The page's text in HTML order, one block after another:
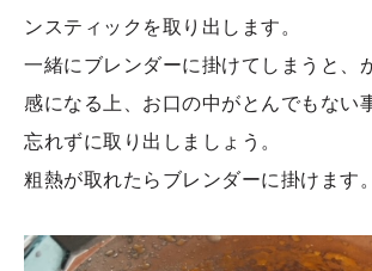
ンスティックを取り出します。
一緒にブレンダーに掛けてしまうと、
感になる上、お口の中がとんでもない
忘れずに取り出しましょう。
粗熱が取れたらブレンダーに掛けます。